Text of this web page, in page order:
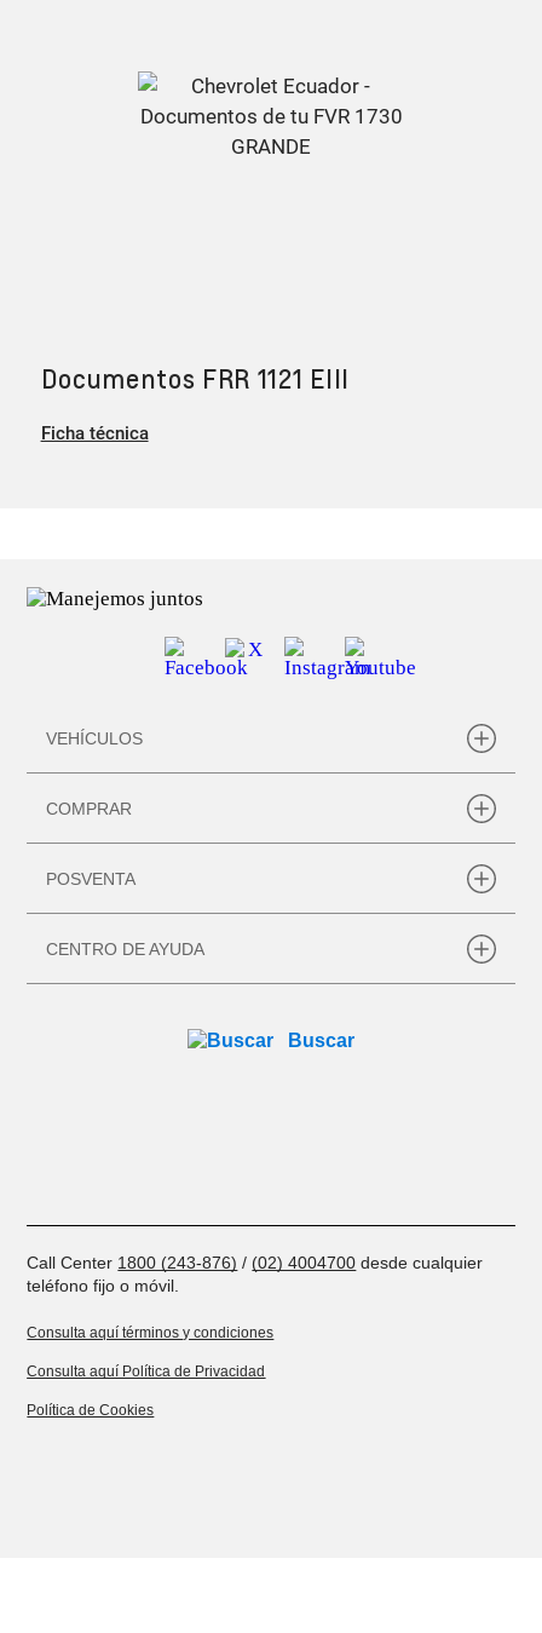
Documentos FRR 1121 EIII
Ficha técnica